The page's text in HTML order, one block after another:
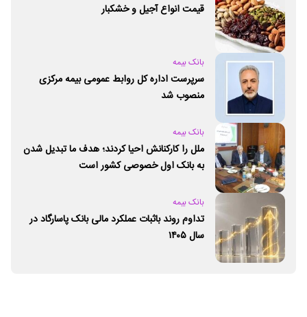
قیمت انواع آجیل و خشکبار
بانک بیمه
سرپرست اداره کل روابط عمومی بیمه مرکزی
منصوب شد
بانک بیمه
ملل را کارکنانش احیا کردند؛ هدف ما تبدیل شدن
به بانک اول خصوصی کشور است
بانک بیمه
تداوم روند باثبات عملکرد مالی بانک پاسارگاد در
سال ۱۴۰۵